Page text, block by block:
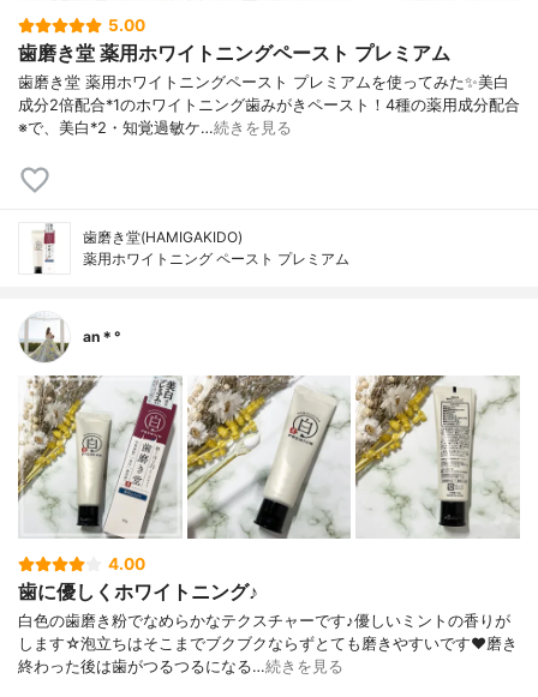
5.00
歯磨き堂 薬用ホワイトニングペースト プレミアム
歯磨き堂 薬用ホワイトニングペースト プレミアムを使ってみた✨美白
成分2倍配合*1のホワイトニング歯みがきペースト！4種の薬用成分配合
※で、美白*2・知覚過敏ケ…続きを見る
歯磨き堂(HAMIGAKIDO)
薬用ホワイトニング ペースト プレミアム
an＊°
4.00
歯に優しくホワイトニング♪
白色の歯磨き粉でなめらかなテクスチャーです♪優しいミントの香りが
します☆泡立ちはそこまでブクブクならずとても磨きやすいです❤︎磨き
終わった後は歯がつるつるになる…続きを見る